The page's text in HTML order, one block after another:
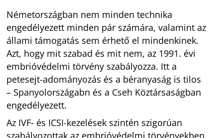
Németországban nem minden technika
engedélyezett minden pár számára, valamint az
állami támogatás sem érhető el mindenkinek.
Azt, hogy mit szabad és mit nem, az 1991. évi
embrióvédelmi törvény szabályozza. Itt a
petesejt-adományozás és a béranyaság is tilos
– Spanyolországabn és a Cseh Köztársaságban
engedélyezett.
Az IVF- és ICSI-kezelések szintén szigorúan
szabályozottak az embrióvédelmi törvényekben.